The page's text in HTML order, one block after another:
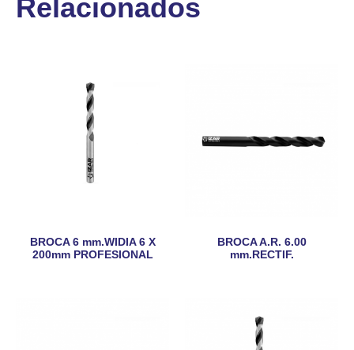
Relacionados
BROCA 6 mm.WIDIA 6 X
200mm PROFESIONAL
BROCA A.R. 6.00
mm.RECTIF.